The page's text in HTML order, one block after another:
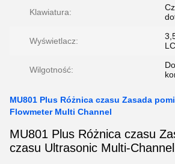
Klawiatura:
Wyświetlacz:
Wilgotność:
MU801 Plus Różnica czasu Zasada
Flowmeter Multi Channel
MU801 Plus Różnica czasu
czasu Ultrasonic Multi-